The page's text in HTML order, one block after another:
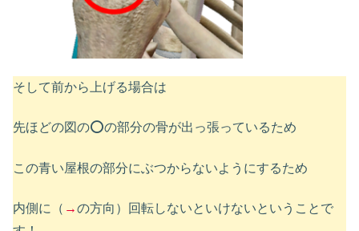
そして前から上げる場合は
先ほどの図の⭕️の部分の骨が出っ張っているため
この青い屋根の部分にぶつからないようにするため
内側に（ →の方向）回転しないといけないということで